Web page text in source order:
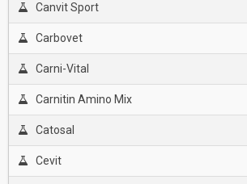
Canvit Sport
Carbovet
Carni-Vital
Carnitin Amino Mix
Catosal
Cevit